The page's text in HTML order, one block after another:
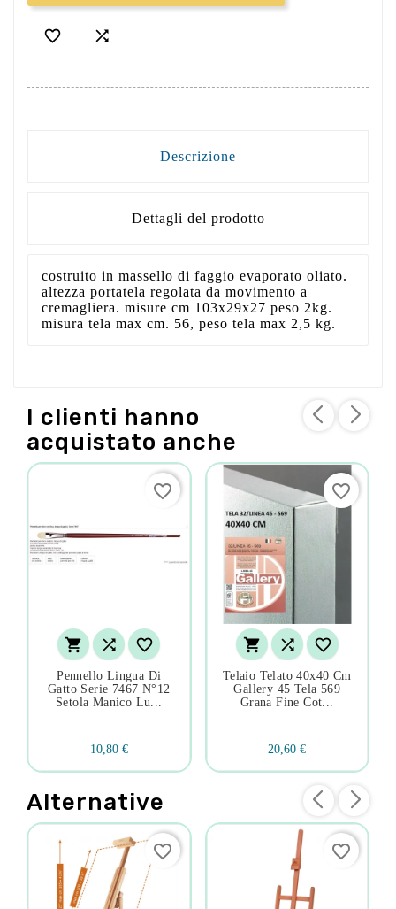
 
Descrizione
Dettagli del prodotto
costruito in massello di faggio evaporato oliato.
altezza portatela regolata da movimento a
cremagliera. misure cm 103x29x27 peso 2kg.
misura tela max cm. 56, peso tela max 2,5 kg.
I clienti hanno
acquistato anche
  
Pennello Lingua Di
Gatto Serie 7467 N°12
Setola Manico Lu...
10,80 €
favorite_border
  
Telaio Telato 40x40 Cm
Gallery 45 Tela 569
Grana Fine Cot...
20,60 €
favorite_border
Alternative
favorite_border favorite_border